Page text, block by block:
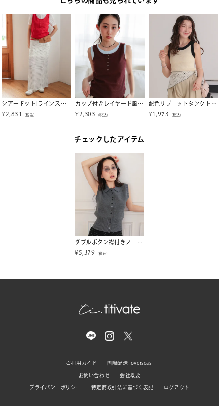
シアードットIラインスカート【miette ミエット】【メール便可／100】
¥ 2,831 （税込）
カップ付きレイヤード風タンクトップ【miette ミエット】【メール便可／100】
¥ 2,303 （税込）
配色リブニットタンクトップ【メール便可／90】
¥ 1,973 （税込）
チェックしたアイテム
ダブルボタン襟付きノースリーブニット【miette ミエット】
¥ 5,379 （税込）
ご利用ガイド 国際配送 -overseas-
お問い合わせ 会社概要
プライバシーポリシー 特定商取引法に基づく表記 ログアウト